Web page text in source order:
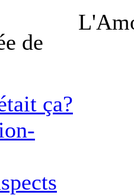
de
ça?